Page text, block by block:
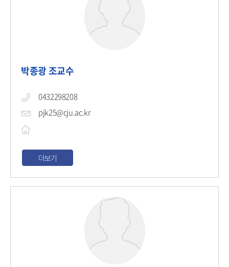
박종광 조교수
0432298208
pjk25@cju.ac.kr
더보기